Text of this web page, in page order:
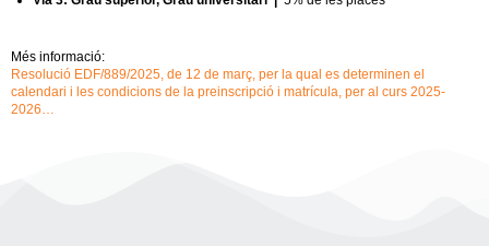
Més informació:
Resolució EDF/889/2025, de 12 de març, per la qual es determinen el
calendari i les condicions de la preinscripció i matrícula, per al curs 2025-
2026…